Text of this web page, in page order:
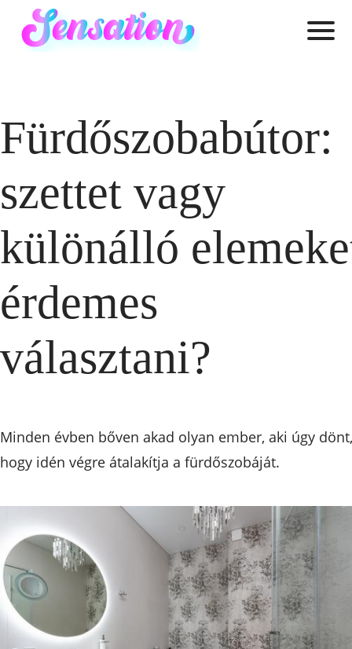
Fürdőszobabútor:
szettet vagy
különálló
érdemes
választani?
Minden évben bőven akad olyan ember, aki úgy dönt,
hogy idén végre átalakítja a fürdőszobáját.